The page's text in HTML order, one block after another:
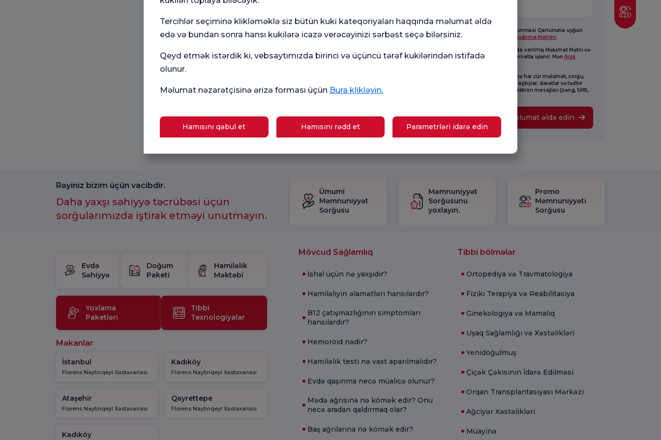
6698 saylı Fərdi Məlumatların Qorunması Qanununa uyğun
olaraq hazırlanmışdır. Mən
Aydınlaşdırma Mətnini.
Mənim şəxsi məlumatlarım yuxarıda verilmiş Məlumat Mətni və
bu mətn əsasında yaradılmış məlumatla işlənir. MənAçıq
Mən Florence Nightingale-nin mənə hər cür məlumat, sorğu,
reklam, promosyonlar, marketinq, açılışlar, dəvətlər və tədbir
prosesləri ilə bağlı kommersiya elektron mesajları (zəng, SMS,
Məlumat əldə edin
Evdə
Səhiyyə
Doğum
Paketi
Hamiləlik
Məktəbi
Yoxlama
Paketləri
Tibbi
Texnologiyalar
Məkanlar
İstanbul
Florens Naytinqeyl Xəstəxanası
Kadıköy
Florens Naytinqeyl Xəstəxanası
Ataşehir
Florens Naytinqeyl Xəstəxanası
Qayrettepe
Florens Naytinqeyl Xəstəxanası
Kadıköy
Mövcud Sağlamlıq
İshal üçün nə yaxşıdır?
Hamiləliyin əlamətləri hansılardır?
B12 çatışmazlığının simptomları
hansılardır?
Hemoroid nədir?
Hamiləlik testi nə vaxt aparılmalıdır?
Evdə qaşınma necə müalicə olunur?
Mədə ağrısına nə kömək edir? Onu
necə aradan qaldırmaq olar?
Baş ağrılarına nə kömək edir?
Tibbi bölmələr
Ortopediya və Travmatologiya
Fiziki Terapiya və Reabilitasiya
Ginekologiya və Mamalıq
Uşaq Sağlamlığı və Xəstəlikləri
Yenidoğulmuş
Çiçək Çəkisinin İdarə Edilməsi
Orqan Transplantasiyası Mərkəzi
Ağciyər Xəstəlikləri
Müayinə
Rəyiniz bizim üçün vacibdir.
Daha yaxşı səhiyyə təcrübəsi üçün
sorğularımızda iştirak etməyi unutmayın.
Ümumi
Məmnuniyyət
Sorğusu
Məmnuniyyət
Sorğusunu
yoxlayın.
Promo
Məmnuniyyəti
Sorğusu
Tercihlər seçiminə klikləməklə siz bütün kuki kateqoriyaları haqqında məlumat əldə
edə və bundan sonra hansı kukilərə icazə verəcəyinizi sərbəst seçə bilərsiniz.
Qeyd etmək istərdik ki, vebsaytımızda birinci və üçüncü tərəf kukilərindən istifadə
olunur.
Məlumat nəzarətçisinə ərizə forması üçün Bura klikləyin.
Hamısını qəbul et Hamısını rədd et Parametrləri idarə edin